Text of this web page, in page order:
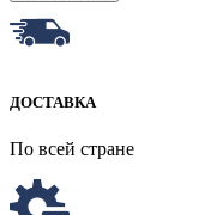
ДОСТАВКА
По всей стране